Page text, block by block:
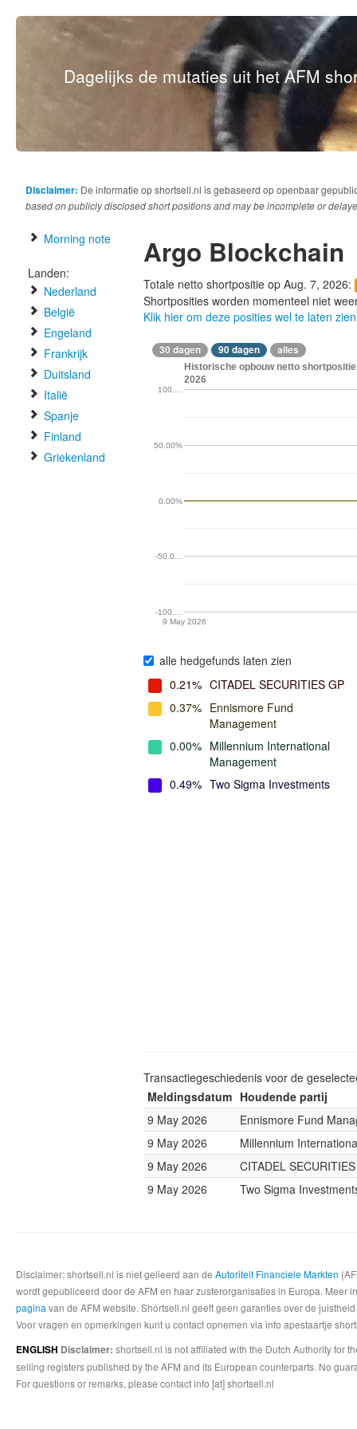
Dagelijks de mutaties uit het AFM
Disclaimer: De informatie op shortsell.nl is gebaseerd op openbaar
based on publicly disclosed short positions and may be incomplete or
Morning note
Landen:
Nederland
België
Engeland
Frankrijk
Duitsland
Italië
Spanje
Finland
Griekenland
Argo Blockchain
Totale netto shortpositie op Aug. 7, 2026:
Shortposities worden momenteel niet
Klik hier om deze posities wel te laten zien
30 dagen 90 dagen alles
Historische opbouw netto
2026
9 May 2026
-100.…
-50.0…
0.00%
50.00%
100.…
alle hedgefunds laten zien
0.21% CITADEL SECURITIES GP
0.37% Ennismore Fund
Management
0.00% Millennium International
Management
0.49% Two Sigma Investments
Transactiegeschiedenis voor de
Meldingsdatum Houdende partij
9 May 2026
Ennismore Fund
9 May 2026
Millennium
9 May 2026
CITADEL
9 May 2026
Two Sigma
Disclaimer: shortsell.nl is niet gelieerd aan de Autoriteit Financiele Markten
wordt gepubliceerd door de AFM en haar zusterorganisaties in Europa.
pagina van de AFM website. Shortsell.nl geeft geen garanties over de
Voor vragen en opmerkingen kunt u contact opnemen via info apestaartje
ENGLISH Disclaimer: shortsell.nl is not affiliated with the Dutch Authority for
selling registers published by the AFM and its European counterparts. No
For questions or remarks, please contact info [at] shortsell.nl